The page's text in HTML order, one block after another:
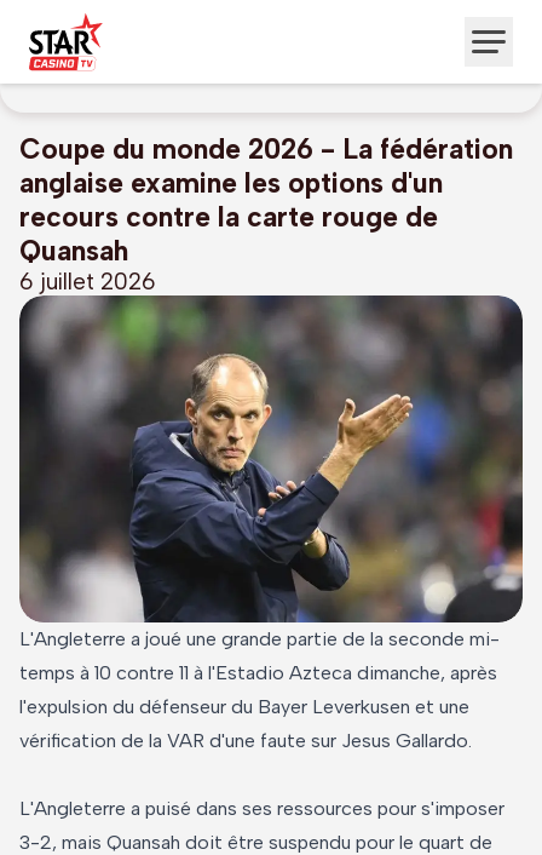
Coupe du monde 2026 - La fédération
anglaise examine les options d'un
recours contre la carte rouge de
Quansah
6 juillet 2026
L'Angleterre a joué une grande partie de la seconde mi-
temps à 10 contre 11 à l'Estadio Azteca dimanche, après
l'expulsion du défenseur du Bayer Leverkusen et une
vérification de la VAR d'une faute sur Jesus Gallardo.
L'Angleterre a puisé dans ses ressources pour s'imposer
3-2, mais Quansah doit être suspendu pour le quart de